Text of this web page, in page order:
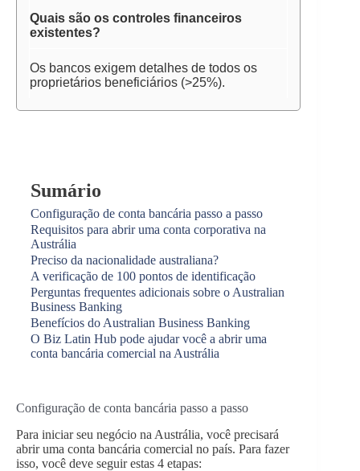
Quais são os controles financeiros
existentes?
Os bancos exigem detalhes de todos os
proprietários beneficiários (>25%).
Sumário
Configuração de conta bancária passo a passo
Requisitos para abrir uma conta corporativa na
Austrália
Preciso da nacionalidade australiana?
A verificação de 100 pontos de identificação
Perguntas frequentes adicionais sobre o Australian
Business Banking
Benefícios do Australian Business Banking
O Biz Latin Hub pode ajudar você a abrir uma
conta bancária comercial na Austrália
Configuração de conta bancária passo a passo
Para iniciar seu negócio na Austrália, você precisará
abrir uma conta bancária comercial no país. Para fazer
isso, você deve seguir estas 4 etapas: